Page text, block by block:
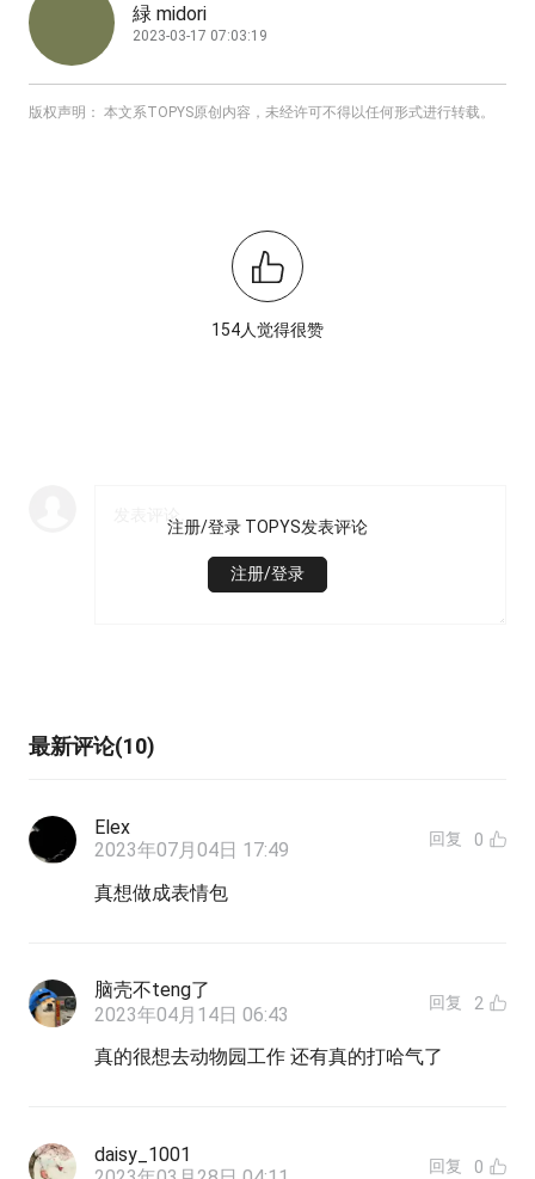
緑 midori
2023-03-17 07:03:19
版权声明： 本文系TOPYS原创内容，未经许可不得以任何形式进行转载。
154人觉得很赞
注册/登录 TOPYS发表评论
注册/登录
最新评论(10)
Elex
2023年07月04日 17:49
回复 0
真想做成表情包
脑壳不teng了
2023年04月14日 06:43
回复 2
真的很想去动物园工作 还有真的打哈气了
daisy_1001
回复 0